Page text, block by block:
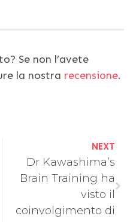
Se non l’avete
la nostra recensione.
NEXT
Dr Kawashima’s
Brain Training ha
visto il
coinvolgimento di